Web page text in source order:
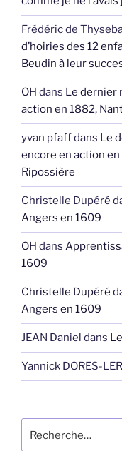
Frédéric de
d’hoiries des 12
Beudin à leur
OH dans Le dernier
action en 1882,
yvan pfaffdans Le
encore en action
Ripossière
Christelle Dupéré
Angers en 1609
OH dans
1609
Christelle Dupéré
Angers en 1609
JEAN Daniel dans
Yannick DORES-
pour